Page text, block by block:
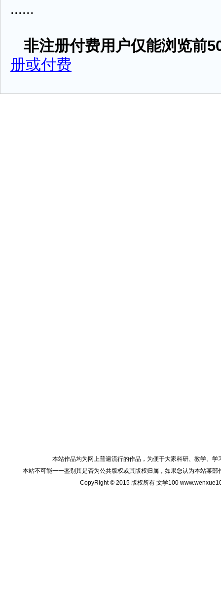
......
非注册付费用户仅能浏览前
册或付费
本站作品均为网上普遍流行的作品，为便于大家科研、教学、
本站不可能一一鉴别其是否为公共版权或其版权归属，如果您认为本站某
CopyRight © 2015 版权所有 文学100